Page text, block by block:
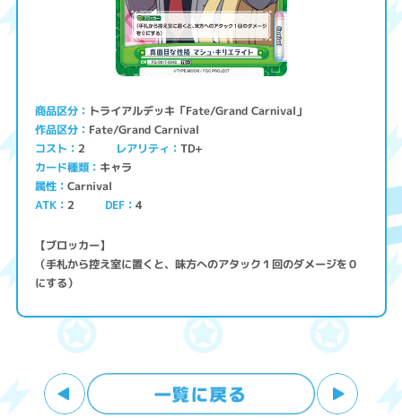
商品区分 トライアルデッキ「Fate/Grand Carnival」
作品区分 Fate/Grand Carnival
コスト 2 レアリティ TD+
カード種類 キャラ
属性 Carnival
ATK 2 DEF 4
【ブロッカー】
（手札から控え室に置くと、味方へのアタック１回のダメージを０
にする）